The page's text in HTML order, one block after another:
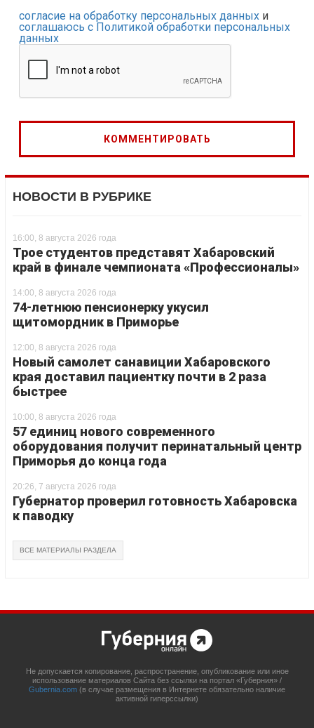
согласие на обработку персональных данных и
соглашаюсь с Политикой обработки персональных
данных
НОВОСТИ В РУБРИКЕ
16:00, 8 августа 2026 года
Трое студентов представят Хабаровский
край в финале чемпионата «Профессионалы»
14:00, 8 августа 2026 года
74-летнюю пенсионерку укусил
щитомордник в Приморье
12:00, 8 августа 2026 года
Новый самолет санавиции Хабаровского
края доставил пациентку почти в 2 раза
быстрее
10:00, 8 августа 2026 года
57 единиц нового современного
оборудования получит перинатальный центр
Приморья до конца года
20:26, 7 августа 2026 года
Губернатор проверил готовность Хабаровска
к паводку
ВСЕ МАТЕРИАЛЫ РАЗДЕЛА
Не допускается копирование, распространение, опубликование или иное
использование материалов Сайта без ссылки на портал «Губерния» /
Gubernia.com (в случае размещения в Интернете обязательно наличие
активной гиперссылки)